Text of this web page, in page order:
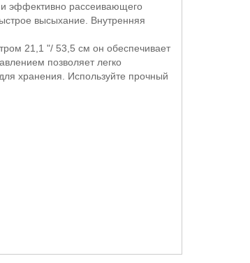
эффективно рассеивающего
высыхание. Внутренняя
21,1 "/ 53,5 см он обеспечивает
позволяет легко
хранения. Используйте прочный